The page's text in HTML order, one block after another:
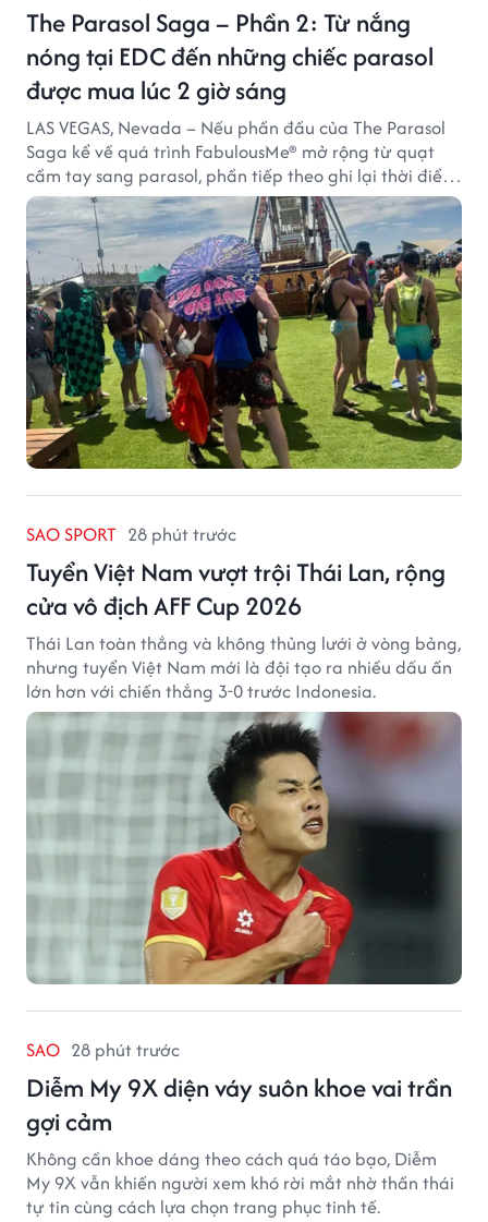
The Parasol Saga – Phần 2: Từ nắng
nóng tại EDC đến những chiếc parasol
được mua lúc 2 giờ sáng
LAS VEGAS, Nevada – Nếu phần đầu của The Parasol
Saga kể về quá trình FabulousMe® mở rộng từ quạt
cầm tay sang parasol, phần tiếp theo ghi lại thời điểm
sản phẩm được thị trường đón nhận và dần vượt khỏi
công năng che nắng thông thường.
SAO SPORT 28 phút trước
Tuyển Việt Nam vượt trội Thái Lan, rộng
cửa vô địch AFF Cup 2026
Thái Lan toàn thắng và không thủng lưới ở vòng bảng,
nhưng tuyển Việt Nam mới là đội tạo ra nhiều dấu ấn
lớn hơn với chiến thắng 3-0 trước Indonesia.
SAO 28 phút trước
Diễm My 9X diện váy suôn khoe vai trần
gợi cảm
Không cần khoe dáng theo cách quá táo bạo, Diễm
My 9X vẫn khiến người xem khó rời mắt nhờ thần thái
tự tin cùng cách lựa chọn trang phục tinh tế.